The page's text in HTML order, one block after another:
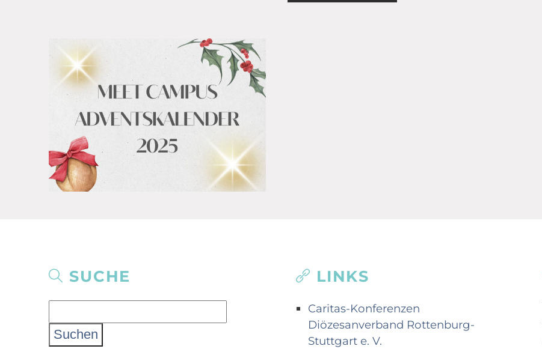
SUCHE
nach:
LINKS
Caritas-Konferenzen
Diözesanverband Rottenburg-
Stuttgart e. V.